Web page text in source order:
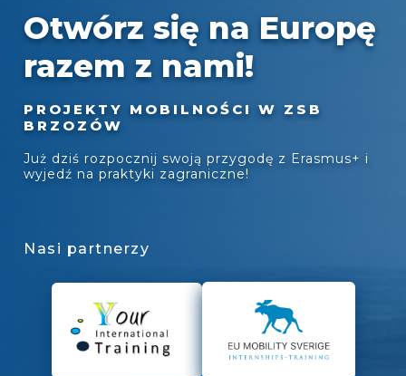
Otwórz się na Europę
razem z nami!
PROJEKTY MOBILNOŚCI W ZSB
BRZOZÓW
Już dziś rozpocznij swoją przygodę z Erasmus+ i
wyjedź na praktyki zagraniczne!
Nasi partnerzy